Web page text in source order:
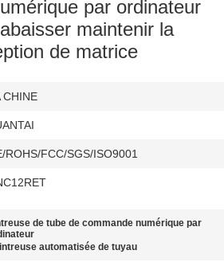
par ordinateur
maintenir la
de matrice
CHINE
ROHS/FCC/SGS/ISO9001
de tube de commande numérique par
automatisée de tuyau